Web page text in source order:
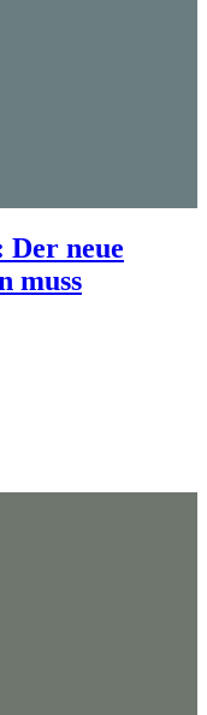
neue
muss